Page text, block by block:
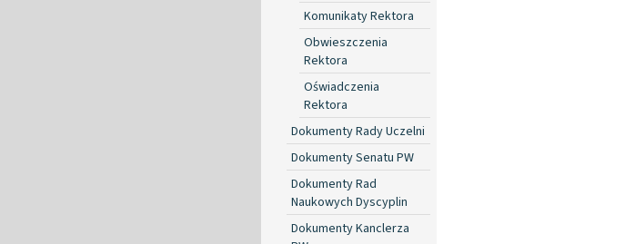
Komunikaty Rektora
Obwieszczenia
Rektora
Oświadczenia
Rektora
Dokumenty Rady Uczelni
Dokumenty Senatu PW
Dokumenty Rad
Naukowych Dyscyplin
Dokumenty Kanclerza